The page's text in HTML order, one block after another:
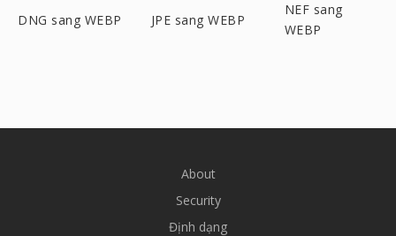
DNG sang WEBP JPE sang WEBP
NEF sang
WEBP
About
Security
Định dạng